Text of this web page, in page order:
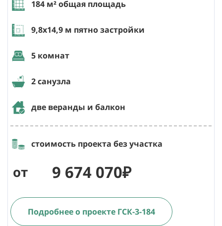
184 м² общая площадь
9,8х14,9 м пятно застройки
5 комнат
2 санузла
две веранды и балкон
стоимость проекта без участка
от 9 674 070₽
Подробнее о проекте ГСК-3-184